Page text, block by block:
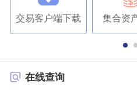
交易客户端下载 集合资
在线查询